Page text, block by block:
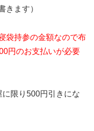
きます）
袋持参の金額なので布
円のお支払いが必要
限り500円引きにな